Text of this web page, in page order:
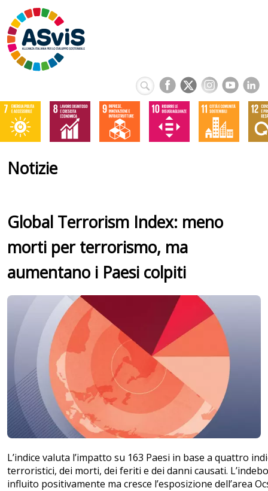
Notizie
Global Terrorism Index: meno
morti per terrorismo, ma
aumentano i Paesi colpiti
L’indice valuta l’impatto su 163 Paesi in base a quattro
terroristici, dei morti, dei feriti e dei danni causati.
influito positivamente ma cresce l’esposizione dell’area